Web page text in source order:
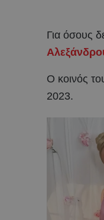
Για όσους
Ο κοινός
2023.